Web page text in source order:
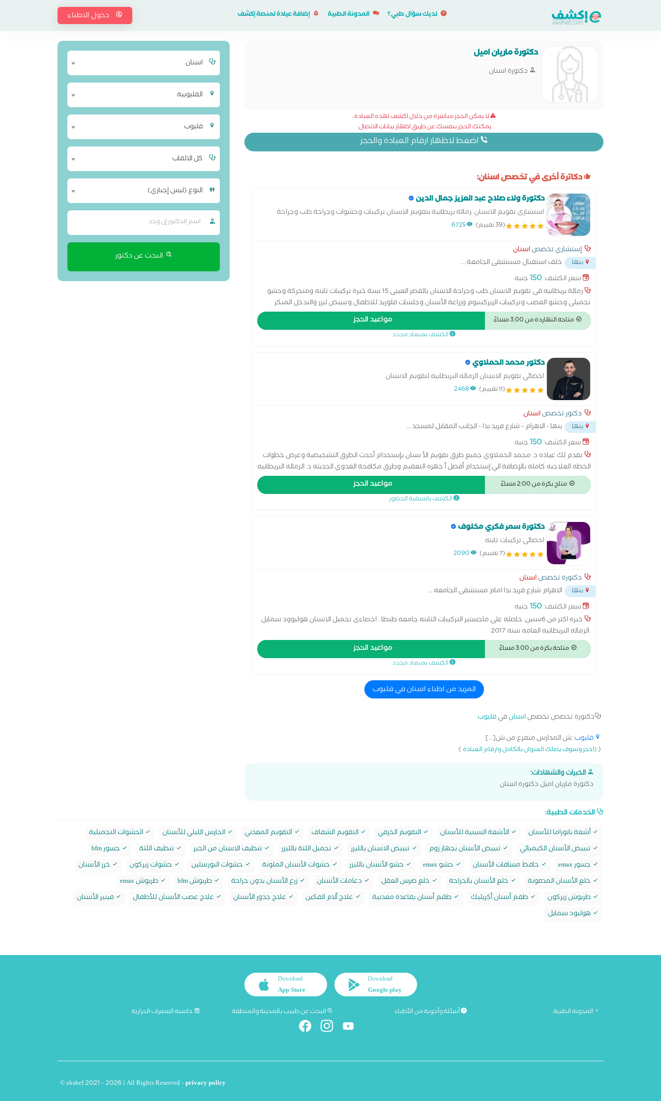
لديك سؤال طبي؟ المدونة الطبية إضافة عيادة لمنصة إكشف دخول الاطباء
دكتورة ماريان اميل
دكتورة اسنان
لا يمكن الحجز مباشرة من خلال اكشف لهذه العيادة،
يمكنك الحجز بنفسك عن طريق اظهار بيانات الاتصال:
اضغط لاظهار ارقام العيادة والحجز
دكاترة أخرى في تخصص اسنان:
دكتورة ولاء صلاح عبد العزيز جمال الدين
استشارى تقويم الاسنان ،زمالة بريطانية بتقويم الاسنان تركيبات وحشوات وجراحة طب وجراحة
الاسنان بالقصر العينى
(39 تقييم) 6725
إستشاري تخصصاسنان
بنها خلف استقبال مستشفى الجامعة...
سعر الكشف:150جنيه
زمالة بريطانيه فى تقويم الاسنان طب وجراحة الاسنان بالقصر العينى 15 سنة خبرة تركيبات ثابته ومتحركة وحشو
تجميلى وحشو العصب وتركيبات الزيركينيوم وزراعة الأسنان وجلسات فلوريد للاطفال وتبييض ليزر والتدخل المبكر
لعلاج تقدم وتأخر الفكين بالتقويم
متاحة النهاردة من 3:00 مساءً مواعيد الحجز
الكشف بميعاد محدد
دكتور محمد الحملاوي
اخصائي تقويم الاسنان الزماله البريطانيه لتقويم الاسنان
(11 تقييم) 2468
دكتور تخصصاسنان
بنها بنها - الاهرام - شارع فريد ندا - الجانب المقابل لمسجد...
سعر الكشف:150جنيه
تقدم لك عياده د. محمد الحملاوي جميع طرق تقويم الأ سنان بإستخدام أحدث الطرق التشخيصية وعرض خطوات
الخطه العلاجيه كامله بالإضافة الي إستخدام أفضل أ جهزه التعقيم وطرق مكافحة العدوي الحديثه د. الزماله البريطانيه
لتقويم الاسنان كليه الجراحين الملكيه ب إنجلترا بالاضافه الي فريق طبي متخصص في تجميل و زراعه الاسنان
متاح بكرة من 2:00 مساءً مواعيد الحجز
الكشف باسبقية الحضور
دكتورة سمر فكري مخلوف
اخصائى تركيبات ثابته
(7 تقييم) 2090
دكتورة تخصصاسنان
بنها الاهرام شارع فريد ندا امام مستشفى الجامعه...
سعر الكشف:150جنيه
خبره اكتر من 6سنين. حاصله على ماجستير التركيبات الثابته جامعه طنطا . اخصاءى تجميل الاسنان هوليوود سمايل
.الزماله البريطانيه العامه سنه 2017
متاحة بكرة من 3:00 مساءً مواعيد الحجز
الكشف بميعاد محدد
المزيد من اطباء اسنان في قليوب
دكتورة تخصص تخصصاسنانفيقليوب
قليوب: ش المدارس متفرع من ش[...]
((احجز وسوف يصلك العنوان بالكامل وارقام العيادة)
الخبرات والشهادات:
دكتورة ماريان اميل دكتورة اسنان
اسنان
القليوبية
قليوب
كل الالقاب
النوع (ليس إجباري)
البحث عن دكتور
الخدمات الطبية:
أشعة بانوراما للأسنان الأشعة السينية للأسنان التقويم الخزفي التقويم الشفاف التقويم المعدني الحارس الليلي للأسنان
الحشوات التجميلية
تبييض الأسنان الكيميائي
تبييض الأسنان بجهاز زوم تبييض الاسنان بالليزر تجميل اللثة بالليزر تنظيف الاسنان من الجير تنظيف اللثة
جسور bfm
جسور emax
حافظ مسافات الأسنان حشو emax حشو الأسنان بالليزر حشوات الأسنان الملونة حشوات البورسلين حشوات زيركون
خرز الأسنان
خلع الأسنان المدفونة
خلع الأسنان بالجراحة خلع ضرس العقل دعامات الأسنان زرع الأسنان بدون جراحة طربوش bfm
طربوش emax
طربوش زيركون
طقم أسنان أكريليك طقم أسنان بقاعدة معدنية علاج آلام الفكين علاج جذور الأسنان علاج عصب الأسنان للأطفال
فينير الأسنان
هوليود سمايل
Download
Google play
Download
App Store
المدونة الطبية أسئلة وأجوبة من الأطباء البحث عن طبيب بالمدينة والمنطقة حاسبة السعرات الحرارية
© ekshef 2021 - 2026 | All Rights Reserved -privacy policy